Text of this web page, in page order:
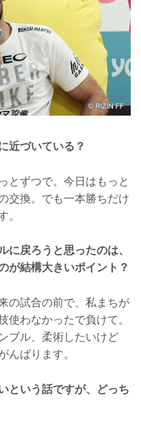
近づいている？
ずつで。今日はもっと
交換。でも一本勝ちだけ
。
に戻ろうと思ったのは、
が結構大きいポイント？
試合の前で、私まちが
使わなかったで負けて。
ブル、柔術したいけど
んばります。
という話ですが、どっち